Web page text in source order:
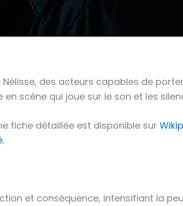
Nélisse, des acteurs capables de
scène qui joue sur le son et les
fiche détaillée est disponible sur
.
et conséquence, intensifiant la